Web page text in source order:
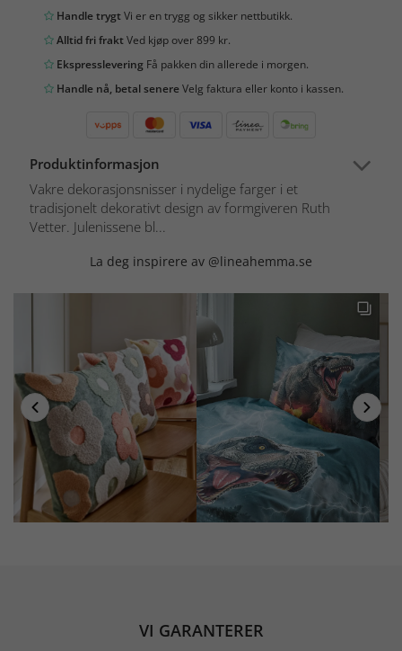
Handle trygtVi er en trygg og sikker nettbutikk.
Alltid fri fraktVed kjøp over 899 kr.
Ekspresslevering Få pakken din allerede i morgen.
Handle nå, betal senereVelg faktura eller konto i kassen.
Produktinformasjon
Vakre dekorasjonsnisser i nydelige farger i et
tradisjonelt dekorativt design av formgiveren Ruth
Vetter. Julenissene bl...
La deg inspirere av @lineahemma.se
VI GARANTERER